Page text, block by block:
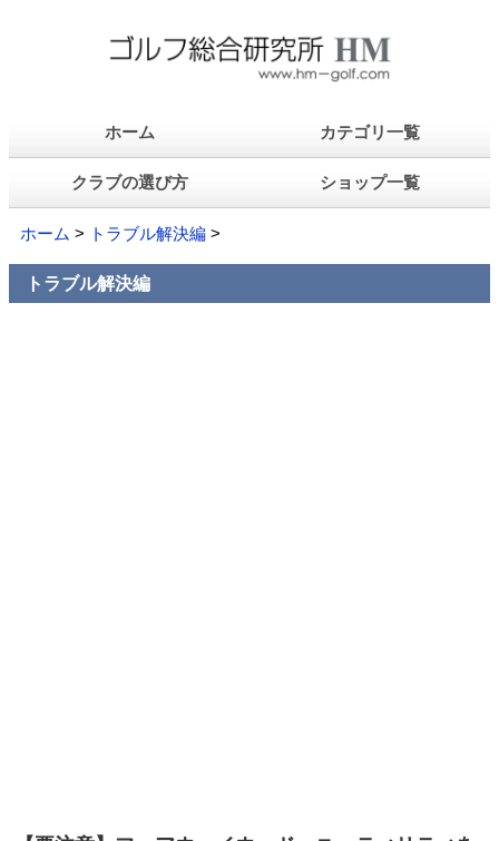
ホーム カテゴリ一覧
クラブの選び方 ショップ一覧
ホーム > トラブル解決編 >
トラブル解決編